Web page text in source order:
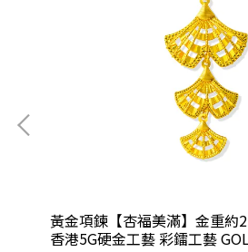
黃金項鍊【杏福美滿】金重約
香港5G硬金工藝 彩鐳工藝